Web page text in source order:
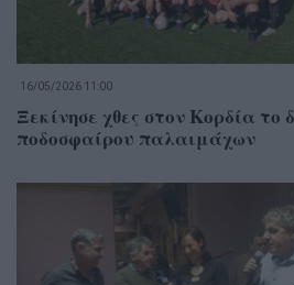
16/05/2026 11:00
Ξεκίνησε χθες στον Κορδία το
ποδοσφαίρου παλαιμάχων